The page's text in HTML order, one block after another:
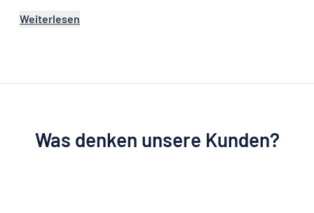
Weiterlesen
Was denken unsere Kunden?